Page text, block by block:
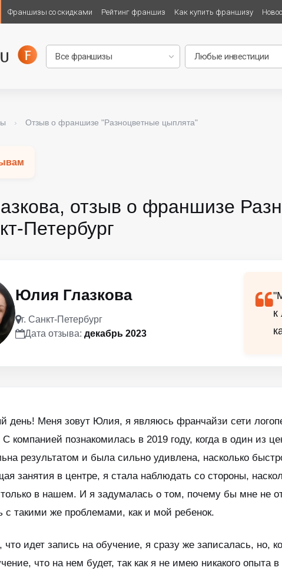
Франшизы со скидками Рейтинг франшиз Как купить франшизу
› Отзыв о франшизе "Разноцветные цыплята"
отзыв о франшизе
Петербург
Юлия Глазкова
г. Санкт-Петербург
Дата отзыва: декабрь 2023
к
день! Меня зовут Юлия, я являюсь франчайзи сети
С компанией познакомилась в 2019 году, когда в один из
результатом и была сильно удивлена, насколько
занятия в центре, я стала наблюдать со стороны,
в нашем. И я задумалась о том, почему бы мне не
с такими же проблемами, как и мой ребенок.
что идет запись на обучение, я сразу же записалась, но,
что на нем будет, так как я не имею никакого